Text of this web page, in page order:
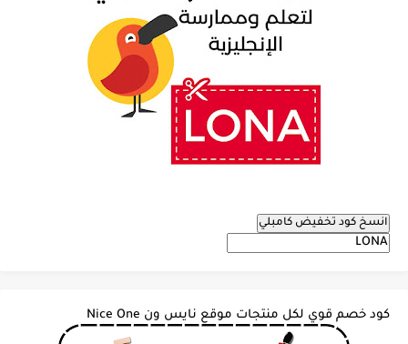
انسخ كود تخفيض كامبلي
كود خصم قوي لكل منتجات موقع نايس ون Nice One